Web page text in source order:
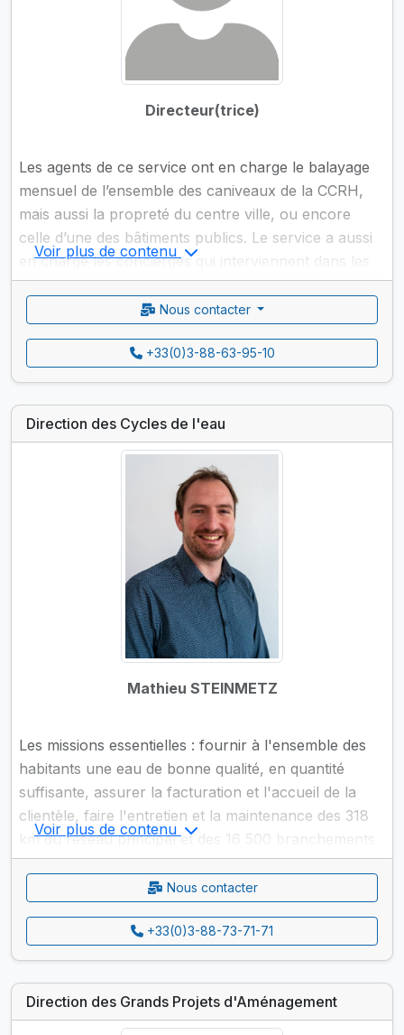
Directeur(trice)
Les agents de ce service ont en charge le balayage
mensuel de l’ensemble des caniveaux de la CCRH,
mais aussi la propreté du centre ville, ou encore
celle d’une des bâtiments publics. Le service a aussi
en charge les concierges qui interviennent dans les
différentes écoles de la Ville.
Voir plus de contenu
Nous contacter
+33(0)3-88-63-95-10
Direction des Cycles de l'eau
Mathieu STEINMETZ
Les missions essentielles : fournir à l'ensemble des
habitants une eau de bonne qualité, en quantité
suffisante, assurer la facturation et l'accueil de la
clientèle, faire l'entretien et la maintenance des 318
km du réseau principal et des 16 500 branchements
particuliers.
Voir plus de contenu
Nous contacter
+33(0)3-88-73-71-71
Direction des Grands Projets d'Aménagement